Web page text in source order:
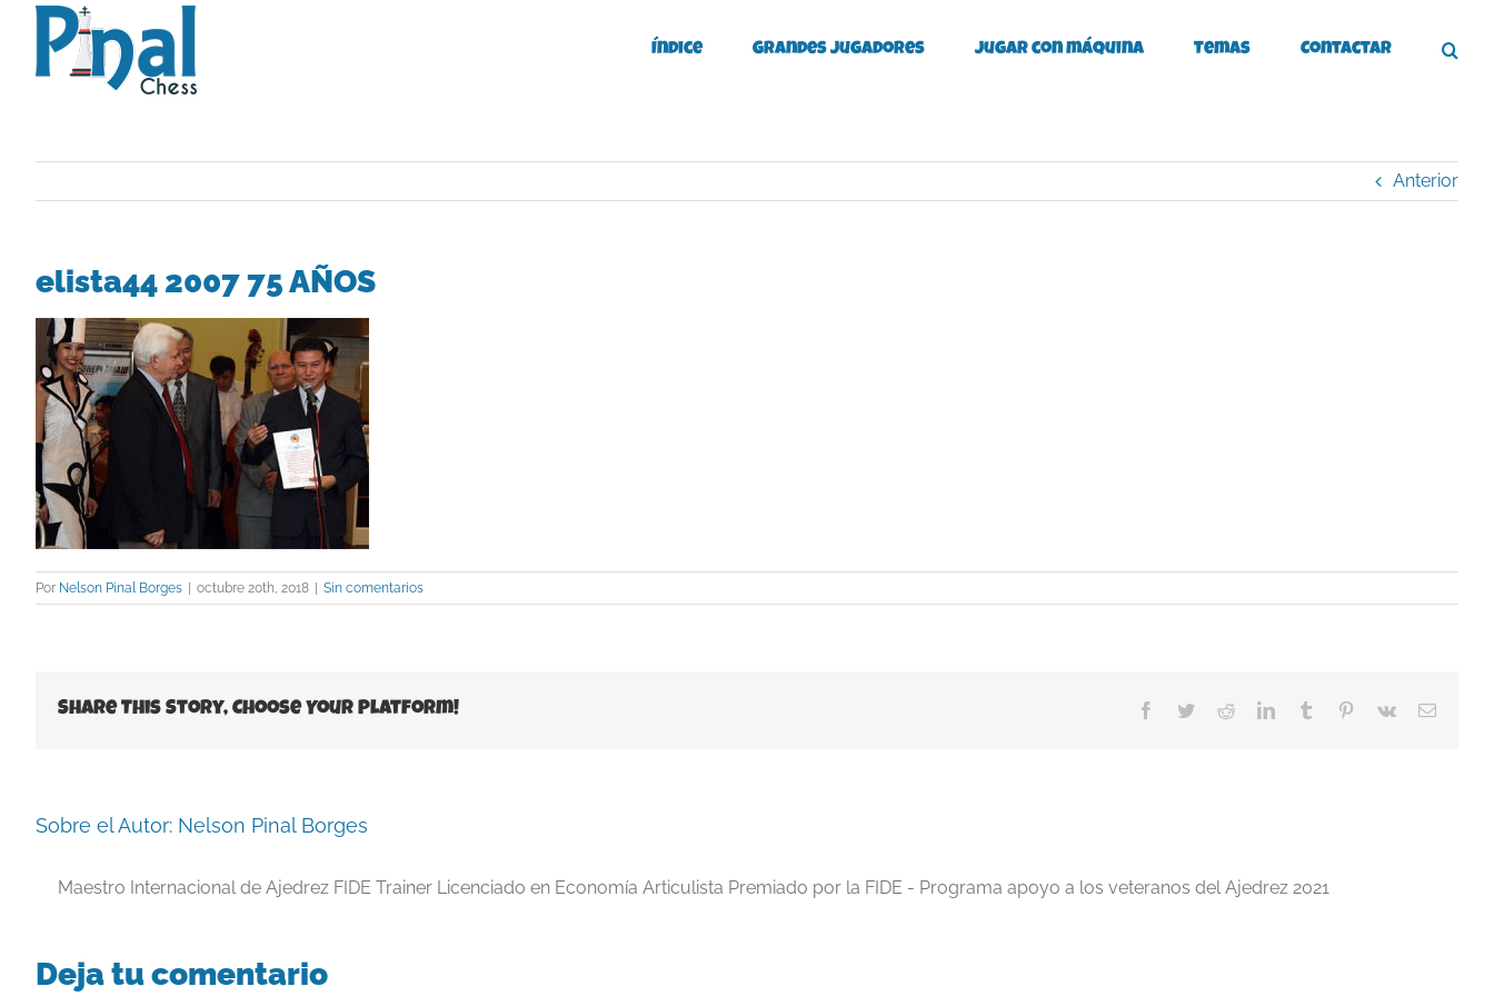
Saltar
contenido
Índice Grandes Jugadores Jugar con máquina Temas Contactar
Anterior
elista44 2007 75 AÑOS
Por Nelson Pinal Borges | octubre 20th, 2018 | Sin comentarios
Share This Story, Choose Your Platform! Facebook
TwitterRedditLinkedInTumblr Pinterest
Vk
Correo
Sobre el Autor: Nelson Pinal Borges
Maestro Internacional de Ajedrez FIDE Trainer Licenciado en Economía Articulista Premiado por la FIDE - Programa apoyo a los veteranos del Ajedrez 2021
Deja tu comentario